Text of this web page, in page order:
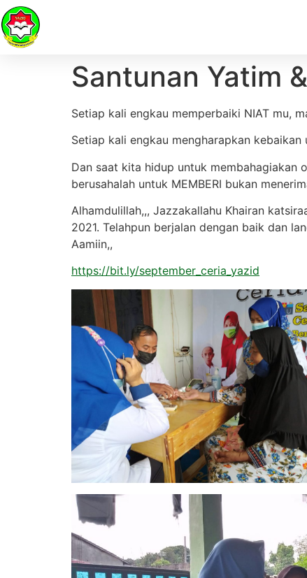
Santunan Yatim
Setiap kali engkau memperbaiki NIAT mu,
Setiap kali engkau mengharapkan
Dan saat kita hidup untuk membahagiakan
berusahalah untuk MEMBERI bukan
Alhamdulillah,,, Jazzakallahu Khairan
2021. Telahpun berjalan dengan baik dan
Aamiin,,
https://bit.ly/september_ceria_yazid